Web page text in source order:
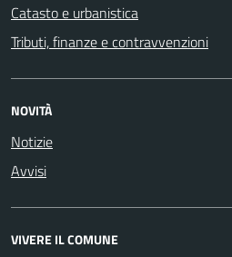
Catasto e urbanistica
Tributi, finanze e contravvenzioni
NOVITÀ
Notizie
Avvisi
VIVERE IL COMUNE